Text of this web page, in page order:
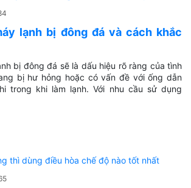
lạnh bị đông đá và cách khắc
bị đông đá sẽ là dấu hiệu rõ ràng của tình
bị hư hỏng hoặc có vấn đề với ống dẫn
trong khi làm lạnh. Với nhu cầu sử dụng